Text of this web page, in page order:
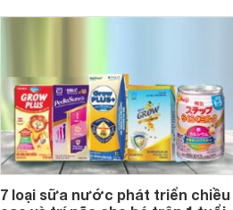
Pediasure Grow &amp; Gain hiện nay
7 loại sữa nước phát triển chiều